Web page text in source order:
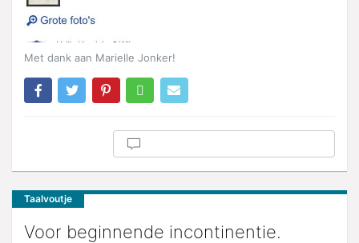
Met dank aan Marielle Jonker!
Taalvoutje
Voor beginnende incontinentie.